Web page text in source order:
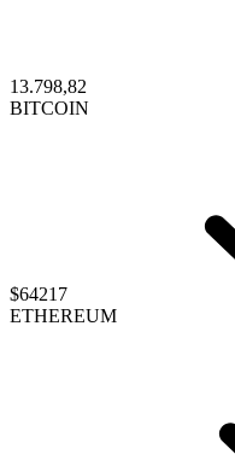
13.798,82
BITCOIN
$64217
ETHEREUM